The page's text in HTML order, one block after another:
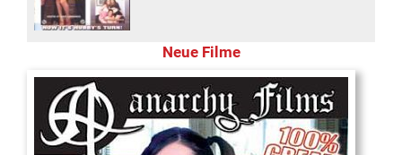
Neue Filme